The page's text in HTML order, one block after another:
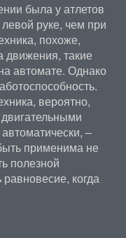
была у атлетов
руке, чем при
похоже,
движения, такие
автомате. Однако
вероятно,
–
применима не
полезной
когда